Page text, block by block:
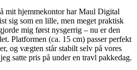
mit hjemmekontor har Maul Digital
sig som en lille, men meget praktisk
mig først nysgerrig – nu er den
Platformen (ca. 15 cm) passer perfekt
og vægten står stabilt selv på vores
satte pris på under en travl pakkedag.